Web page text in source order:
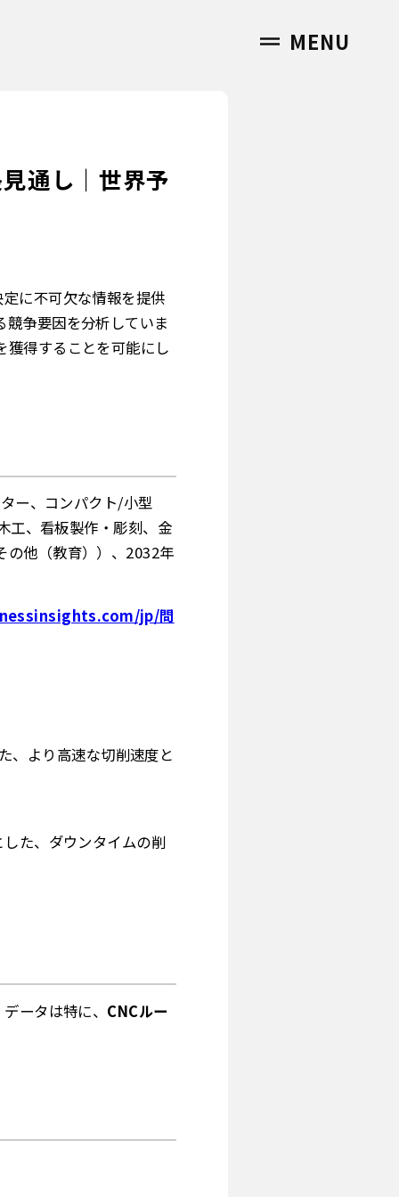
MENU
通し｜世界予
に不可欠な情報を提供
争要因を分析していま
獲得することを可能にし
ー、コンパクト/小型
工、看板製作・彫刻、金
の他（教育））、2032年
jp/問
、より高速な切削速度と
た、ダウンタイムの削
ータは特に、 CNCルー